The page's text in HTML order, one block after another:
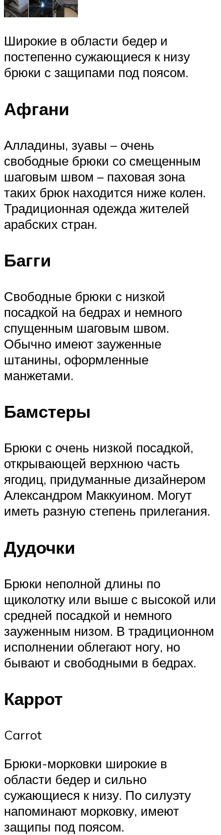
Широкие в области бедер и
постепенно сужающиеся к низу
брюки с защипами под поясом.
Афгани
Алладины, зуавы – очень
свободные брюки со смещенным
шаговым швом – паховая зона
таких брюк находится ниже колен.
Традиционная одежда жителей
арабских стран.
Багги
Свободные брюки с низкой
посадкой на бедрах и немного
спущенным шаговым швом.
Обычно имеют зауженные
штанины, оформленные
манжетами.
Бамстеры
Брюки с очень низкой посадкой,
открывающей верхнюю часть
ягодиц, придуманные дизайнером
Александром Маккуином. Могут
иметь разную степень прилегания.
Дудочки
Брюки неполной длины по
щиколотку или выше с высокой или
средней посадкой и немного
зауженным низом. В традиционном
исполнении облегают ногу, но
бывают и свободными в бедрах.
Каррот
Carrot
Брюки-морковки широкие в
области бедер и сильно
сужающиеся к низу. По силуэту
напоминают морковку, имеют
защипы под поясом.